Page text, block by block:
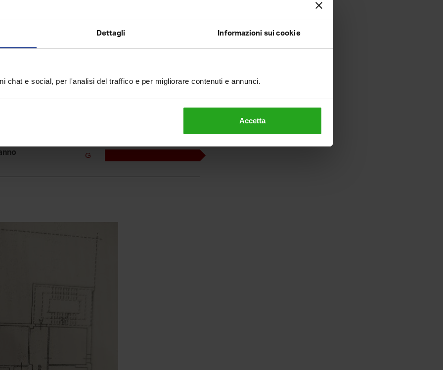
Dettagli Informazioni sui cookie
chat e social, per l'analisi del traffico e per migliorare contenuti e annunci.
Accetta
alimentato a
G